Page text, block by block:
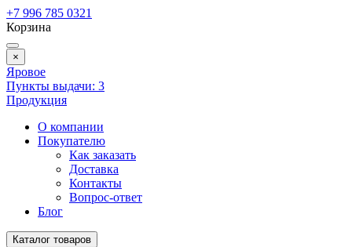
+7 996 785 0321
Корзина
×
Яровое
Пункты выдачи: 3
Продукция
О компании
Покупателю
Как заказать
Доставка
Контакты
Вопрос-ответ
Блог
Каталог товаров